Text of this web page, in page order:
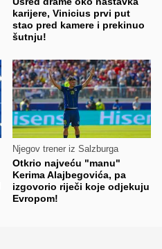
karijere, Vinicius prvi put
stao pred kamere i prekinuo
šutnju!
Njegov trener iz Salzburga
Otkrio najveću "manu"
Kerima Alajbegovića, pa
izgovorio riječi koje odjekuju
Evropom!